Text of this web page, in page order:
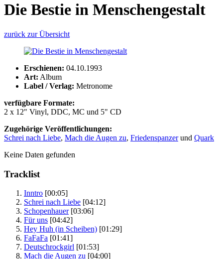
Die Bestie in Menschengestalt
zurück zur Übersicht
Erschienen: 04.10.1993
Art: Album
Label / Verlag: Metronome
verfügbare Formate:
2 x 12" Vinyl, DDC, MC und 5" CD
Zugehörige Veröffentlichungen:
Schrei nach Liebe, Mach die Augen zu, Friedenspanzerund Quark
Keine Daten gefunden
Tracklist
Inntro [00:05]
Schrei nach Liebe [04:12]
Schopenhauer [03:06]
Für uns [04:42]
Hey Huh (in Scheiben) [01:29]
FaFaFa [01:41]
Deutschrockgirl [01:53]
Mach die Augen zu [04:00]